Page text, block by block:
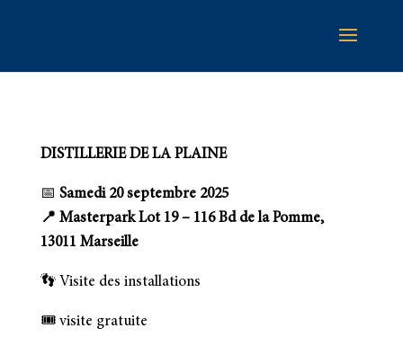
DISTILLERIE DE LA PLAINE
📅 Samedi 20 septembre 2025
📍 Masterpark Lot 19 – 116 Bd de la Pomme,
13011 Marseille
👣 Visite des installations
🎟️ visite gratuite